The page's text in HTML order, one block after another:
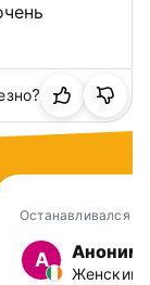
Останавливался в
А
Женский,